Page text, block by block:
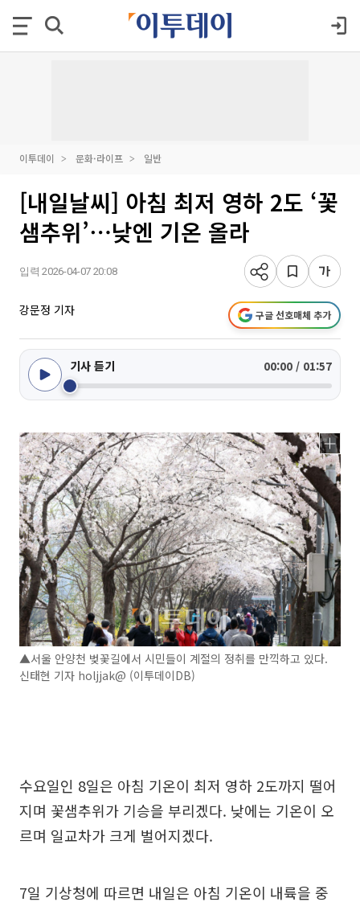
이투데이 문화·라이프 일반
[내일날씨] 아침 최저 영하 2도 ‘꽃
샘추위’⋯낮엔 기온 올라
입력 2026-04-07 20:08
강문정 기자 구글 선호매체 추가
기사 듣기 00:00 / 01:57
▲서울 안양천 벚꽃길에서 시민들이 계절의 정취를 만끽하고 있다.
신태현 기자 holjjak@ (이투데이DB)
수요일인 8일은 아침 기온이 최저 영하 2도까지 떨어
지며 꽃샘추위가 기승을 부리겠다. 낮에는 기온이 오
르며 일교차가 크게 벌어지겠다.
7일 기상청에 따르면 내일은 아침 기온이 내륙을 중